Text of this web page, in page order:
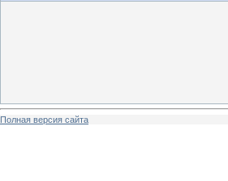
Полная версия сайта